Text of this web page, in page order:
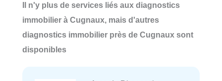
Il n'y plus de services liés aux diagnostics
immobilier à Cugnaux, mais d'autres
diagnostics immobilier près de Cugnaux sont
disponibles